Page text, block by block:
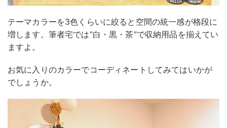
テーマカラーを3色くらいに絞ると空間の統一感が格段に
増します。筆者宅では“白・黒・茶”で収納用品を揃えてい
ますよ。
お気に入りのカラーでコーディネートしてみてはいかが
でしょうか。